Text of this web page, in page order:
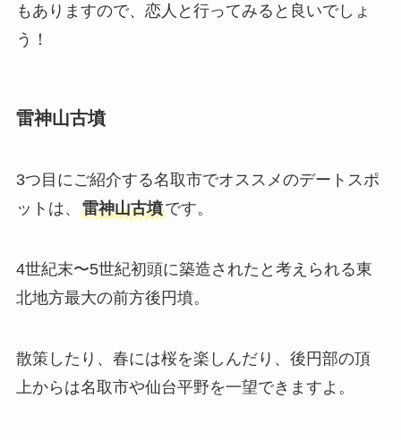
もありますので、恋人と行ってみると良いでしょ
う！
雷神山古墳
3つ目にご紹介する名取市でオススメのデートスポ
ットは、 雷神山古墳です。
4世紀末〜5世紀初頭に築造されたと考えられる東
北地方最大の前方後円墳。
散策したり、春には桜を楽しんだり、後円部の頂
上からは名取市や仙台平野を一望できますよ。